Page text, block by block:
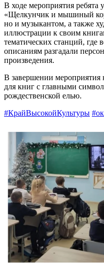
В ходе мероприятия ребята
«Щелкунчик и мышиный
но и музыкантом, а также
иллюстрации к своим
тематических станций,
описаниям разгадали
произведения.
В завершении мероприятия
для книг с главными
рождественской елью.
#КрайВысокойКультуры